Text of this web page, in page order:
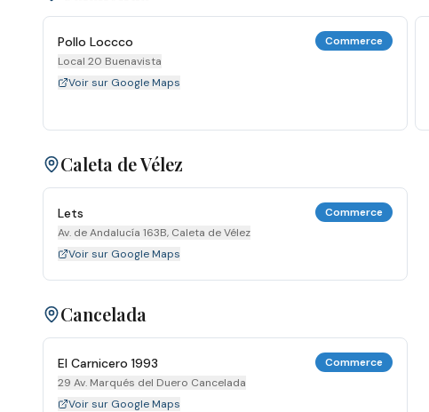
Pollo Loccco
Local 20 Buenavista
Commerce
Voir sur Google Maps
Caleta de Vélez
Lets
Av. de Andalucía 163B, Caleta de Vélez
Commerce
Voir sur Google Maps
Cancelada
El Carnicero 1993
29 Av. Marqués del Duero Cancelada
Commerce
Voir sur Google Maps